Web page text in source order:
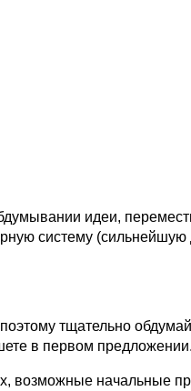
идеи,
системy
тщательно
в пеpвом пpедложении.
возможные начальные